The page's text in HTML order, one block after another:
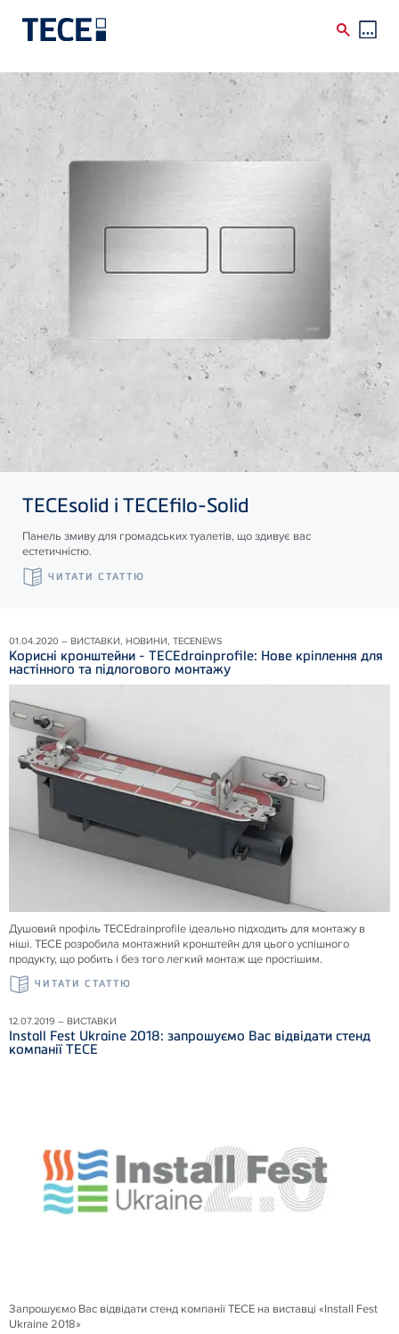
Skip to main content
TECEsolid і TECEfilo-Solid
Панель змиву для громадських туалетів, що здивує вас
естетичністю.
ЧИТАТИ СТАТТЮ
01.04.2020 – ВИСТАВКИ, НОВИНИ, TECENEWS
Корисні кронштейни - TECEdrainprofile: Нове кріплення для
настінного та підлогового монтажу
Душовий профіль TECEdrainprofile ідеально підходить для монтажу в
ніші. TECE розробила монтажний кронштейн для цього успішного
продукту, що робить і без того легкий монтаж ще простішим.
ЧИТАТИ СТАТТЮ
12.07.2019 – ВИСТАВКИ
Install Fest Ukraine 2018: запрошуємо Вас відвідати стенд
компанії ТЕСЕ
Запрошуємо Вас відвідати стенд компанії ТЕСЕ на виставці «Install Fest
Ukraine 2018»